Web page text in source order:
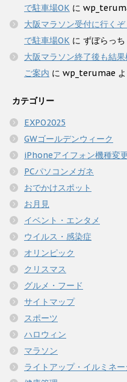
で駐車場OK に
大阪マラソン受付に行く
で駐車場OK に ずぼらっち
大阪マラソン終了後も結
ご案内 に wp_terumae
カテゴリー
EXPO2025
GWゴールデンウィーク
iPhoneアイフォン機種変
PCパソコンメガネ
おでかけスポット
お月見
イベント・エンタメ
ウイルス・感染症
オリンピック
クリスマス
グルメ・フード
サイトマップ
スポーツ
ハロウィン
マラソン
ライトアップ・イルミネ